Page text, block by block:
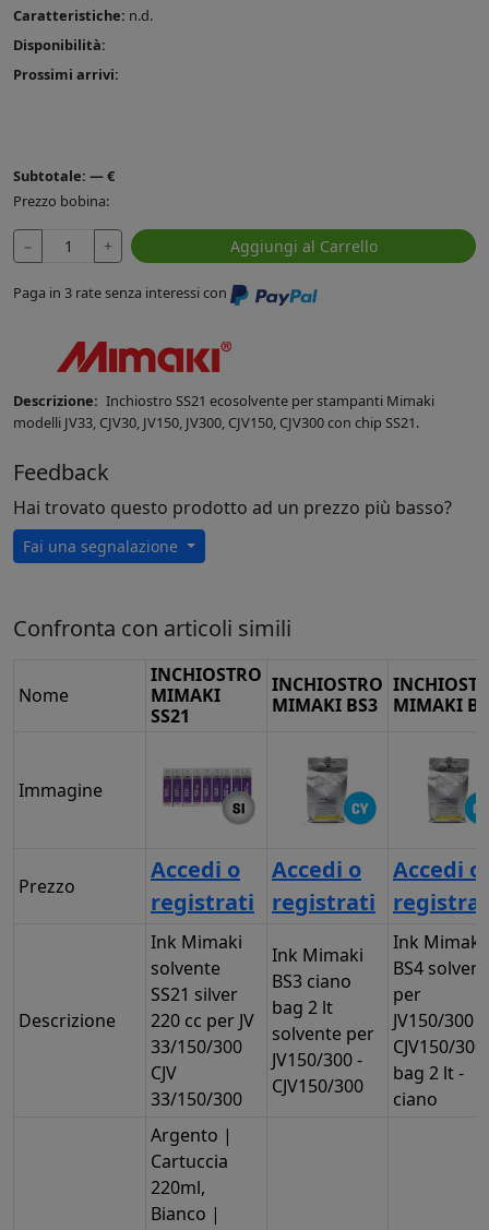
Caratteristiche: n.d.
Disponibilità:
Prossimi arrivi:
Subtotale: —€
Prezzo bobina:
− + Aggiungi al Carrello
Paga in 3 rate senza interessi con
Descrizione: Inchiostro SS21 ecosolvente per stampanti Mimaki
modelli JV33, CJV30, JV150, JV300, CJV150, CJV300 con chip SS21.
Feedback
Hai trovato questo prodotto ad un prezzo più basso?
Fai una segnalazione
Confronta con articoli simili
Nome
INCHIOSTRO
MIMAKI
SS21
INCHIOSTRO
MIMAKI BS3
MIMAKI
Immagine
Prezzo
Accedi o
registrati
Accedi o
registrati
Accedi o
Descrizione
Ink Mimaki
solvente
SS21 silver
220 cc per JV
33/150/300
CJV
33/150/300
Ink Mimaki
BS3 ciano
bag 2 lt
solvente per
JV150/300 -
CJV150/300
Ink Mimaki
BS4
per
JV150/300
CJV150/300
bag 2 lt -
ciano
Argento |
Cartuccia
220ml,
Bianco |